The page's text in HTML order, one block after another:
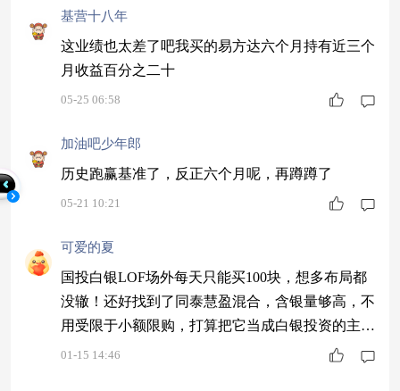
基营十八年
这业绩也太差了吧我买的易方达六个月持有近三个
月收益百分之二十
05-25 06:58
加油吧少年郎
历史跑赢基准了，反正六个月呢，再蹲蹲了
05-21 10:21
可爱的夏
国投白银LOF场外每天只能买100块，想多布局都
没辙！还好找到了同泰慧盈混合，含银量够高，不
用受限于小额限购，打算把它当成白银投资的主力
标的，慢慢加仓。 #美国对特定半导体加征关税#
01-15 14:46